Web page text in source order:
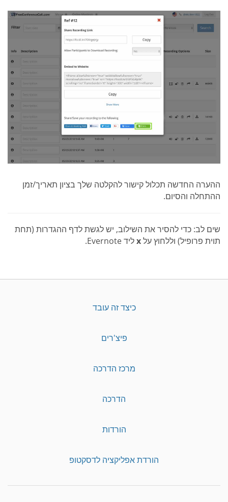
ההערה החדשה תכלול קישור להקלטה שלך בציון תאריך/זמן
ההתחלה והסיום.
שים לב: כדי להסיר את השילוב, יש לגשת לדף ההגדרות (תחת
תוית פרופיל) וללחוץ עלxליד Evernote.
כיצד זה עובד
פיצ'רים
מרכז הדרכה
הדרכה
הורדות
הורדת אפליקציה לדסקטופ